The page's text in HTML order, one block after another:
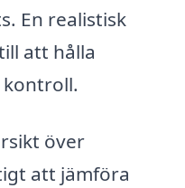
En realistisk
att hålla
över
att jämföra